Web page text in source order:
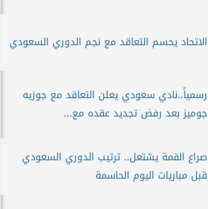
الاتحاد يحسم التعاقد مع نجم الدوري السعودي
رسمياً..نادي سعودي يعلن التعاقد مع جوزيه
جوميز بعد رفض تجديد عقده مع...
صراع القمة يشتعل.. ترتيب الدوري السعودي
قبل مباريات اليوم الحاسمة